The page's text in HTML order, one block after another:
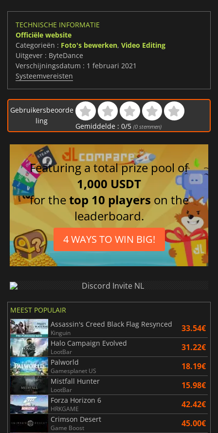
TECHNISCHE INFORMATIE
Officiële website
Categorieën : Foto's bewerken, Video Editing
Uitgever : ByteDance
Verschijningsdatum : 1 februari 2021
Systeemvereisten
Gebruikersbeoorde
ling
Gemiddelde : 0/5 (0stemmen)
Featuring a total prize pool of
1,000 USDT
for thetop 10 players on the
leaderboard.
4 WAYS TO WIN BIG!
MEEST POPULAIR
Assassin's Creed Black Flag Resynced
Kinguin 33.54€
Halo Campaign Evolved
LootBar 31.22€
Palworld
Gamesplanet US 18.19€
Mistfall Hunter
LootBar 15.98€
Forza Horizon 6
HRKGAME 42.42€
Crimson Desert
Game Boost 45.00€